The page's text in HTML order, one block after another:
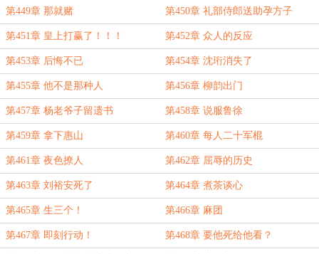
第449章 那就赌 第450章 礼部侍郎送助孕方子
第451章 皇上打赢了！！！ 第452章 众人的反应
第453章 后悔不已 第454章 沈珩消失了
第455章 他不是那种人 第456章 柳韵出门
第457章 杨老爷子留遗书 第458章 说服鲁徐
第459章 拿下惠山 第460章 每人二十军棍
第461章 夜色撩人 第462章 屈辱的历史
第463章 刘裕安死了 第464章 煮茶谈心
第465章 生三个！ 第466章 麻团
第467章 即刻行动！ 第468章 要他死给他看？